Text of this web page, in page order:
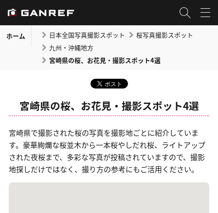
ホーム 日本全国写真撮影スポット
桜写真撮影スポット
九州・沖縄地方
宮崎県の桜、お花見・撮影スポット4選
宮崎県の桜、お花見・撮影スポット4選
宮崎県で撮影された桜の写真を撮影地ごとに紹介していま
す。豪華絢爛な桜並木から一本桜やしだれ桜、ライトアップ
された夜桜まで、多彩な写真が投稿されていますので、撮影
地探しだけではなく、撮り方の参考にもご活用ください。